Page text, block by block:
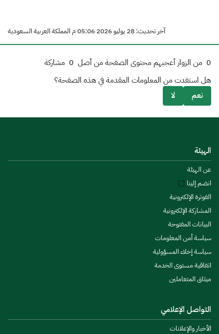
آخر تحديث: 28 يوليو 2026 05:06 م المملكة العربية السعودية
0 من الزوار أعجبهم محتوى الصفحة من أصل 0 مشاركة
هل استفدت من المعلومات المقدمة في هذه الصفحة؟
نعم
لا
الهيئة
عن الهيئة
انضم إلينا
الفوترة الإلكترونية
المشاركة الإلكترونية
البيانات المفتوحة
سياسة أمن المعلومات
سياسة إخلاء المسؤولية
اتفاقية مستوى الخدمة
ميثاق المتعاملين
التواصل الإعلامي
الأخبار والإعلانات